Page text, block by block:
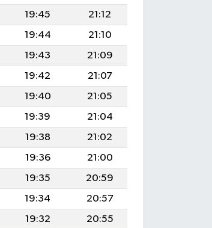
19:45
21:12
19:44
21:10
19:43
21:09
19:42
21:07
19:40
21:05
19:39
21:04
19:38
21:02
19:36
21:00
19:35
20:59
19:34
20:57
19:32
20:55